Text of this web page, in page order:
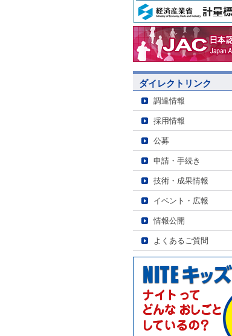
ダイレクトリンク
調達情報
採用情報
公募
申請・手続き
技術・成果情報
イベント・広報
情報公開
よくあるご質問